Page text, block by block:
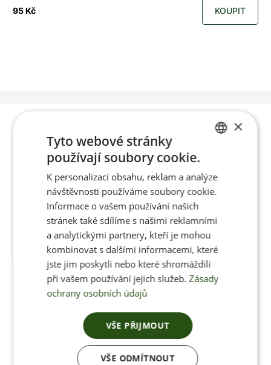
95 Kč KOUPIT
Poradíme vám s
výběrem
Po-Pá 8:00 – 17:00
Jan Pančocha
ENGLISH
×
Tyto webové stránky
používají soubory cookie.
K personalizaci obsahu, reklam a analýze
návštěvnosti používáme soubory cookie.
Informace o vašem používání našich
stránek také sdílíme s našimi reklamními
a analytickými partnery, kteří je mohou
kombinovat s dalšími informacemi, které
jste jim poskytli nebo které shromáždili
při vašem používání jejich služeb. Zásady
ochrany osobních údajů
VŠE PŘIJMOUT
VŠE ODMÍTNOUT